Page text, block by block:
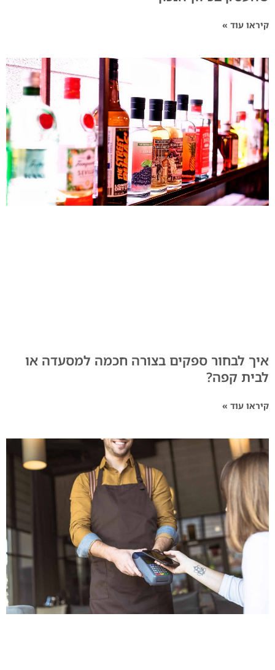
קיראו עוד »
איך לבחור ספקים בצורה חכמה למסעדה או
לבית קפה?
קיראו עוד »